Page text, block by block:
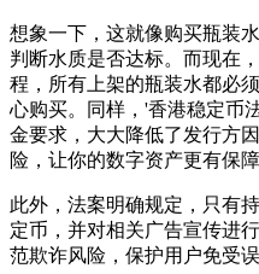
想象一下，这就像购买瓶装
判断水质是否达标。而现在
程，所有上架的瓶装水都必
心购买。同样，'香港稳定币
金要求，大大降低了发行方
险，让你的数字资产更有保障
此外，法案明确规定，只有
定币，并对相关广告宣传进
范欺诈风险，保护用户免受误